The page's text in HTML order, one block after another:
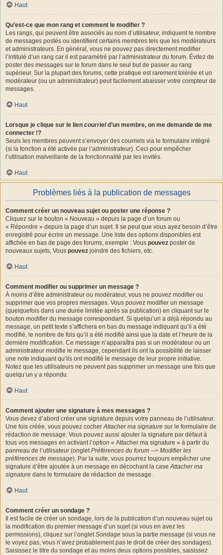
Haut
Qu’est-ce que mon rang et comment le modifier ?
Les rangs, qui peuvent être associés au nom d’utilisateur, indiquent le nombre
de messages postés ou identifient certains membres tels que les modérateurs
et administrateurs. En général, vous ne pouvez pas directement modifier
l’intitulé d’un rang car il est paramétré par l’administrateur du forum. Évitez de
poster des messages sur le forum dans le seul but de passer au rang
supérieur. Sur la plupart des forums, cette pratique est rarement tolérée et un
modérateur (ou un administrateur) peut facilement abaisser votre compteur de
messages.
Haut
Lorsque je clique sur le lien courrield’un membre, on me demande de me
connecter !?
Seuls les membres peuvent s’envoyer des courriels via le formulaire intégré
(si la fonction a été activée par l’administrateur). Ceci pour empêcher
l’utilisation malveillante de la fonctionnalité par les invités.
Haut
Problèmes liés à la publication de messages
Comment créer un nouveau sujet ou poster une réponse ?
Cliquez sur le bouton « Nouveau » depuis la page d’un forum ou
« Répondre » depuis la page d’un sujet. Il se peut que vous ayez besoin d’être
enregistré pour écrire un message. Une liste des options disponibles est
affichée en bas de page des forums, exemple : Vous pouvez poster de
nouveaux sujets, Vous pouvez joindre des fichiers, etc.
Haut
Comment modifier ou supprimer un message ?
À moins d’être administrateur ou modérateur, vous ne pouvez modifier ou
supprimer que vos propres messages. Vous pouvez modifier un message
(quelquefois dans une durée limitée après sa publication) en cliquant sur le
bouton modifierdu message correspondant. Si quelqu’un a déjà répondu au
message, un petit texte s’affichera en bas du message indiquant qu’il a été
modifié, le nombre de fois qu’il a été modifié ainsi que la date et l’heure de la
dernière modification. Ce message n’apparaîtra pas si un modérateur ou un
administrateur modifie le message, cependant ils ont la possibilité de laisser
une note indiquant qu’ils ont modifié le message de leur propre initiative.
Notez que les utilisateurs ne peuvent pas supprimer un message une fois que
quelqu’un y a répondu.
Haut
Comment ajouter une signature à mes messages ?
Vous devez d’abord créer une signature depuis votre panneau de l’utilisateur.
Une fois créée, vous pouvez cocherAttacher ma signature sur le formulaire de
rédaction de message. Vous pouvez aussi ajouter la signature par défaut à
tous vos messages en activant l’option « Attacher ma signature » à partir du
panneau de l’utilisateur (ongletPréférences du forum --> Modifier les
préférences de message). Par la suite, vous pourrez toujours empêcher une
signature d’être ajoutée à un message en décochant la caseAttacher ma
signature dans le formulaire de rédaction de message.
Haut
Comment créer un sondage ?
Il est facile de créer un sondage, lors de la publication d’un nouveau sujet ou
la modification du premier message d’un sujet (si vous en avez les
permissions), cliquez sur l’ongletSondage sous la partie message (si vous ne
le voyez pas, vous n’avez probablement pas le droit de créer des sondages).
Saisissez le titre du sondage et au moins deux options possibles, saisissez